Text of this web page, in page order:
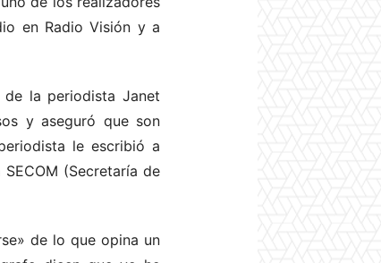
en Radio Visión y a
de la periodista Janet
y aseguró que son
le escribió a
(Secretaría de
de lo que opina un